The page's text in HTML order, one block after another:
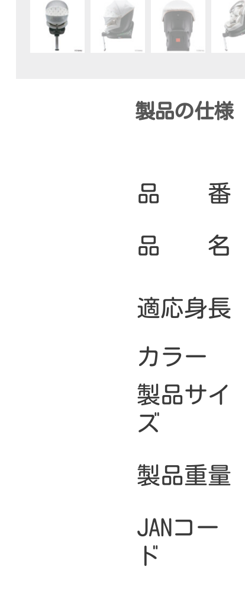
製品の仕様
品 番
品 名
適応身長
カラー
製品サイ
ズ
製品重量
JANコー
ド